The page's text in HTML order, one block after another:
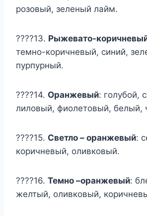
розовый, зеленый лайм.
????13. Рыжевато-
темно-коричневый, синий,
пурпурный.
????14. Оранжевый: голубой,
лиловый, фиолетовый, белый,
????15. Светло – оранжевый:
коричневый, оливковый.
????16. Темно –оранжевый:
желтый, оливковый,